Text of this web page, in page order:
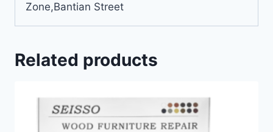
Zone,Bantian Street
Related products